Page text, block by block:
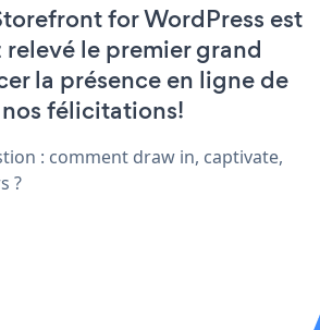
for WordPress est
le premier grand
la présence en ligne de
félicitations!
: comment draw in, captivate,
?